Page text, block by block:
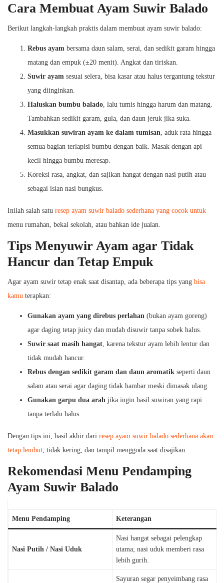
Cara Membuat Ayam Suwir Balado
Berikut langkah-langkah praktis dalam membuat ayam suwir balado:
Rebus ayam bersama daun salam, serai, dan sedikit garam hingga
matang dan empuk (±20 menit). Angkat dan tiriskan.
Suwir ayam sesuai selera, bisa kasar atau halus tergantung tekstur
yang diinginkan.
Haluskan bumbu balado, lalu tumis hingga harum dan matang.
Tambahkan sedikit garam, gula, dan daun jeruk jika suka.
Masukkan suwiran ayam ke dalam tumisan, aduk rata hingga
semua bagian terlapisi bumbu dengan baik. Masak dengan api
kecil hingga bumbu meresap.
Koreksi rasa, angkat, dan sajikan hangat dengan nasi putih atau
sebagai isian nasi bungkus.
Inilah salah satu resep ayam suwir balado sederhana yang cocok untuk
menu rumahan, bekal sekolah, atau bahkan ide jualan.
Tips Menyuwir Ayam agar Tidak
Hancur dan Tetap Empuk
Agar ayam suwir tetap enak saat disantap, ada beberapa tips yang bisa
kamu terapkan:
Gunakan ayam yang direbus perlahan (bukan ayam goreng)
agar daging tetap juicy dan mudah disuwir tanpa sobek halus.
Suwir saat masih hangat, karena tekstur ayam lebih lentur dan
tidak mudah hancur.
Rebus dengan sedikit garam dan daun aromatik seperti daun
salam atau serai agar daging tidak hambar meski dimasak ulang.
Gunakan garpu dua arah jika ingin hasil suwiran yang rapi
tanpa terlalu halus.
Dengan tips ini, hasil akhir dari resep ayam suwir balado sederhana akan
tetap lembut, tidak kering, dan tampil menggoda saat disajikan.
Rekomendasi Menu Pendamping
Ayam Suwir Balado
Menu Pendamping Keterangan
Nasi Putih / Nasi Uduk
Nasi hangat sebagai pelengkap
utama; nasi uduk memberi rasa
lebih gurih.
Sayuran segar penyeimbang rasa